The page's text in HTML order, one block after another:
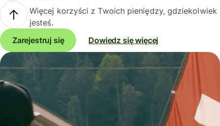
Więcej korzyści z Twoich pieniędzy, gdziekolwiek
jesteś.
Zarejestruj się
Dowiedz się więcej